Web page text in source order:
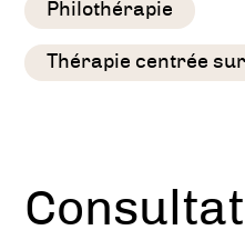
Philothérapie
Thérapie centrée